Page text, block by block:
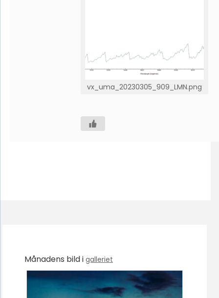
vx_uma_20230305_909_LMN.png
Månadens bild i galleriet